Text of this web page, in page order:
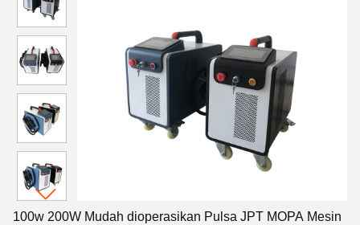
100w 200W Mudah dioperasikan Pulsa JPT MOPA Mesin